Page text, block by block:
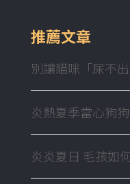
推薦文章
別讓貓咪「尿不出
炎熱夏季當心狗
炎炎夏日 毛孩如